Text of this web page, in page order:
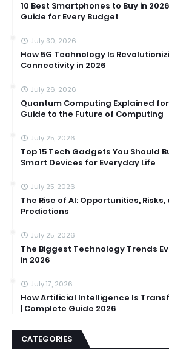
10 Best Smartphones to Buy in
Guide for Every Budget
July 30, 2026
How 5G Technology Is
Connectivity in 2026
July 26, 2026
Quantum Computing Explained
Guide to the Future of Computing
July 25, 2026
Top 15 Tech Gadgets You Should
Smart Devices for Everyday Life
July 25, 2026
The Rise of AI: Opportunities,
Predictions
July 25, 2026
The Biggest Technology Trends
in 2026
July 17, 2026
How Artificial Intelligence Is
| Complete Guide 2026
CATEGORIES